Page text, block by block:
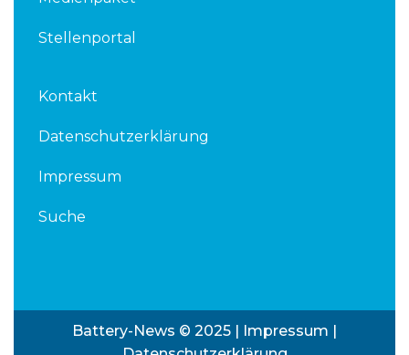
Stellenportal
Kontakt
Datenschutzerklärung
Impressum
Suche
Battery-News © 2025 | Impressum |